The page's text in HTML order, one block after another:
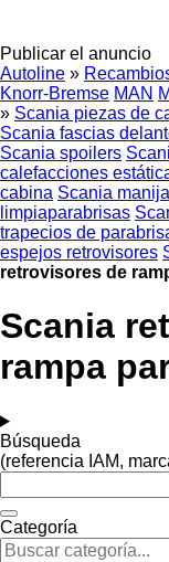
Publicar el anuncio
Autoline »
Knorr-Bremse MAN
» Scania piezas de
Scania fascias
Scania spoilers
calefacciones
cabina Scania
limpiaparabrisas
trapecios de
espejos retrovisores
retrovisores de
Scania
rampa
Búsqueda
(referencia IAM,
Categoría